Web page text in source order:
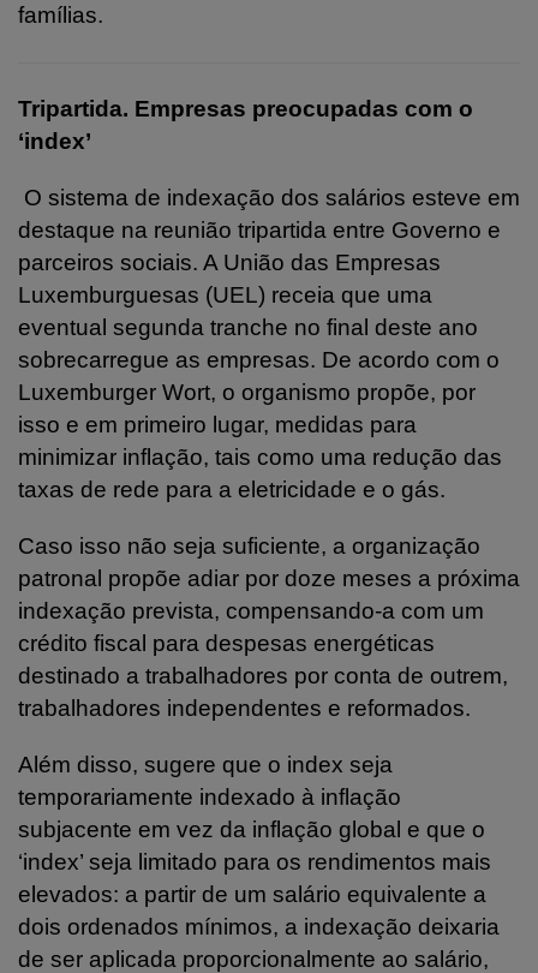
famílias.
Tripartida. Empresas preocupadas com o
‘index’
O sistema de indexação dos salários esteve em
destaque na reunião tripartida entre Governo e
parceiros sociais. A União das Empresas
Luxemburguesas (UEL) receia que uma
eventual segunda tranche no final deste ano
sobrecarregue as empresas. De acordo com o
Luxemburger Wort, o organismo propõe, por
isso e em primeiro lugar, medidas para
minimizar inflação, tais como uma redução das
taxas de rede para a eletricidade e o gás.
Caso isso não seja suficiente, a organização
patronal propõe adiar por doze meses a próxima
indexação prevista, compensando-a com um
crédito fiscal para despesas energéticas
destinado a trabalhadores por conta de outrem,
trabalhadores independentes e reformados.
Além disso, sugere que o index seja
temporariamente indexado à inflação
subjacente em vez da inflação global e que o
‘index’ seja limitado para os rendimentos mais
elevados: a partir de um salário equivalente a
dois ordenados mínimos, a indexação deixaria
de ser aplicada proporcionalmente ao salário,